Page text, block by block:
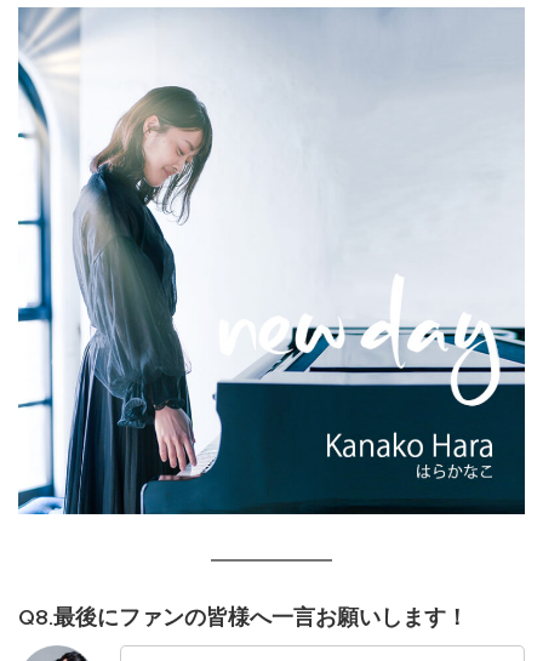
Q8.最後にファンの皆様へ一言お願いします！